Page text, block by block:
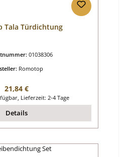
Tala Türdichtung
01038306
Romotop
Regulärer Preis:
21,84 €
Lieferzeit: 2-4 Tage
Details